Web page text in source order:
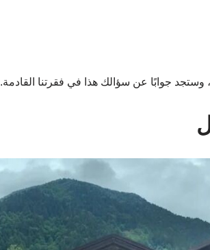
وستجد جوابًا عن سؤالك هذا في فقرتنا القادمة.